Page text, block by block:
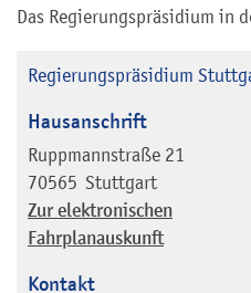
Das Regierungspräsidium in
Regierungspräsidium
Hausanschrift
Ruppmannstraße 21
70565 Stuttgart
Zur elektronischen
Fahrplanauskunft
Kontakt